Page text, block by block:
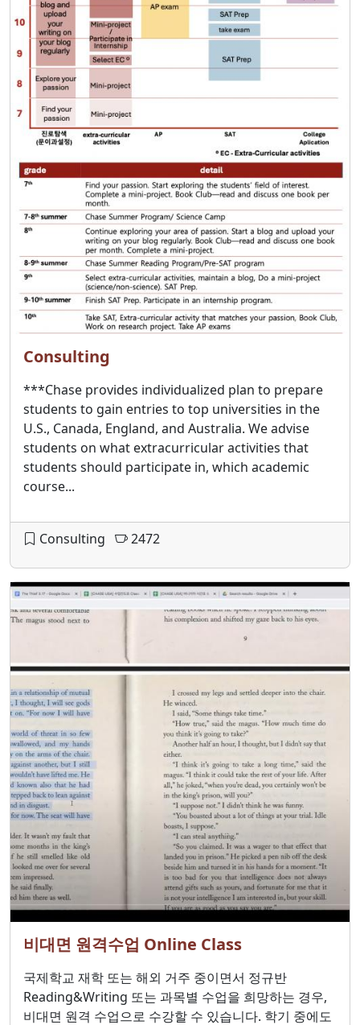
Consulting
***Chase provides individualized plan to prepare
students to gain entries to top universities in the
U.S., Canada, England, and Australia. We advise
students on what extracurricular activities that
students should participate in, which academic
course...
Consulting 2472
비대면 원격수업 Online Class
국제학교 재학 또는 해외 거주 중이면서 정규반
Reading&Writing 또는 과목별 수업을 희망하는 경우,
비대면 원격 수업으로 수강할 수 있습니다. 학기 중에도